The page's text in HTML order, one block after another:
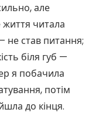
але
читала
не став питання;
біля губ —
я побачила
потім
до кінця.